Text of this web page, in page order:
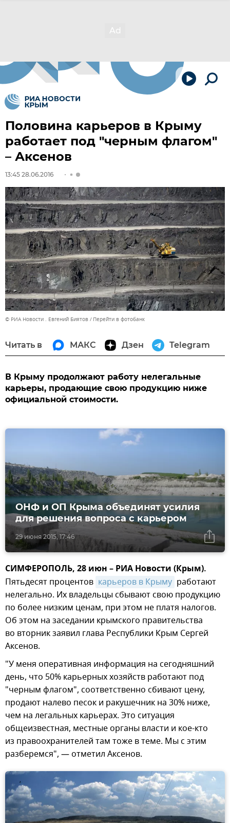
Половина карьеров в Крыму
работает под "черным флагом"
– Аксенов
13:45 28.06.2016
© РИА Новости . Евгений Биятов Перейти в фотобанк
Читать в МАКС Дзен Telegram
В Крыму продолжают работу нелегальные
карьеры, продающие свою продукцию ниже
официальной стоимости.
29 июня 2015, 17:46
ОНФ и ОП Крыма объединят усилия
для решения вопроса с карьером
СИМФЕРОПОЛЬ, 28 июн – РИА Новости (Крым).
Пятьдесят процентов карьеров в Крыму работают
нелегально. Их владельцы сбывают свою продукцию
по более низким ценам, при этом не платя налогов.
Об этом на заседании крымского правительства
во вторник заявил глава Республики Крым Сергей
Аксенов.
"У меня оперативная информация на сегодняшний
день, что 50% карьерных хозяйств работают под
"черным флагом", соответственно сбивают цену,
продают налево песок и ракушечник на 30% ниже,
чем на легальных карьерах. Это ситуация
общеизвестная, местные органы власти и кое-кто
из правоохранителей там тоже в теме. Мы с этим
разберемся", — отметил Аксенов.